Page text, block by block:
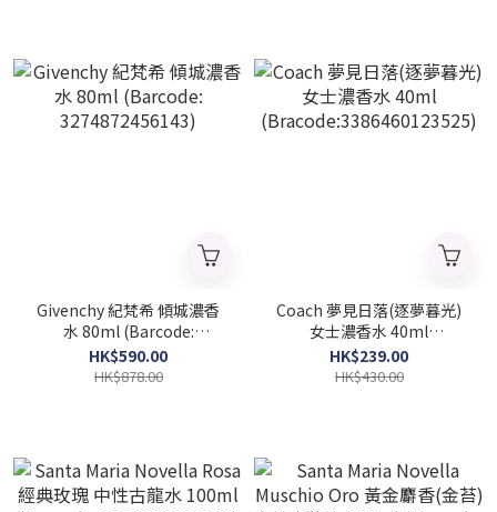
Givenchy 紀梵希 傾城濃香
水 80ml (Barcode:
3274872456143)
HK$590.00
HK$878.00
Coach 夢見日落(逐夢暮光)
女士濃香水 40ml
(Bracode:3386460123525)
HK$239.00
HK$430.00